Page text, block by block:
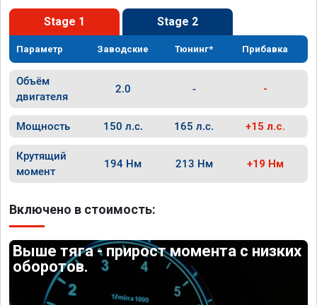
Stage 1 Stage 2
Параметр Заводские Тюнинг* Прибавка
Объём
двигателя
2.0 - -
Мощность 150 л.с. 165 л.с. +15 л.с.
Крутящий
момент
194 Нм 213 Нм +19 Нм
Включено в стоимость:
Выше тяга - прирост момента с низких
оборотов.